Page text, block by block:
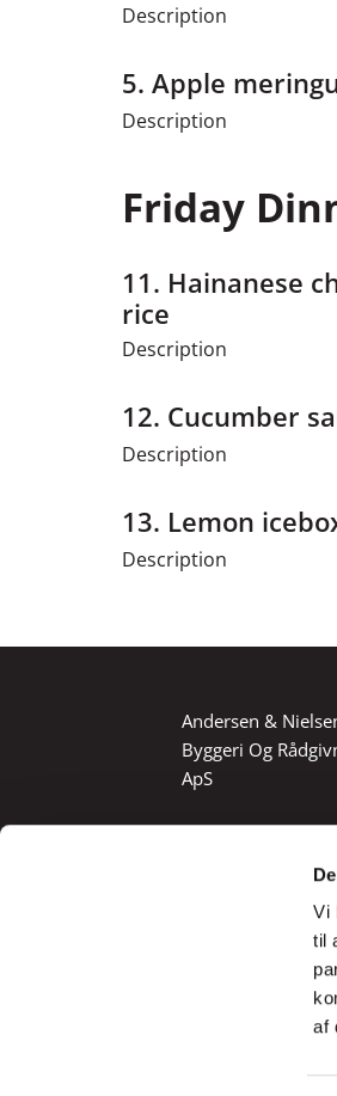
Vi
til
af
Description
5. Apple
Description
Friday
11. Hainanese
rice
Description
12. Cucumber
Description
13. Lemon
Description
Andersen &
Byggeri Og
ApS